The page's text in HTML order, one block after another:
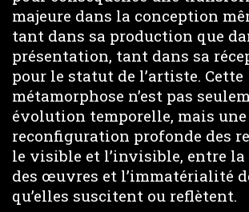
majeure dans la conception
tant dans sa production que
présentation, tant dans sa
pour le statut de l’artiste. Cette
métamorphose n’est pas
évolution temporelle, mais une
reconfiguration profonde des
le visible et l’invisible, entre
des œuvres et l’immatérialité
qu’elles suscitent ou reflètent.